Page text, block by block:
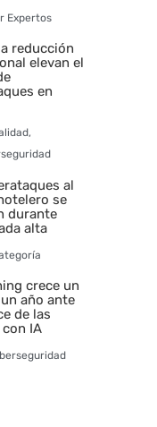
Expertos
reducción
elevan el
en
,
al
se
durante
alta
crece un
año ante
de las
IA